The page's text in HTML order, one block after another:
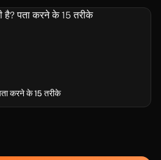
करने के 15 तरीके